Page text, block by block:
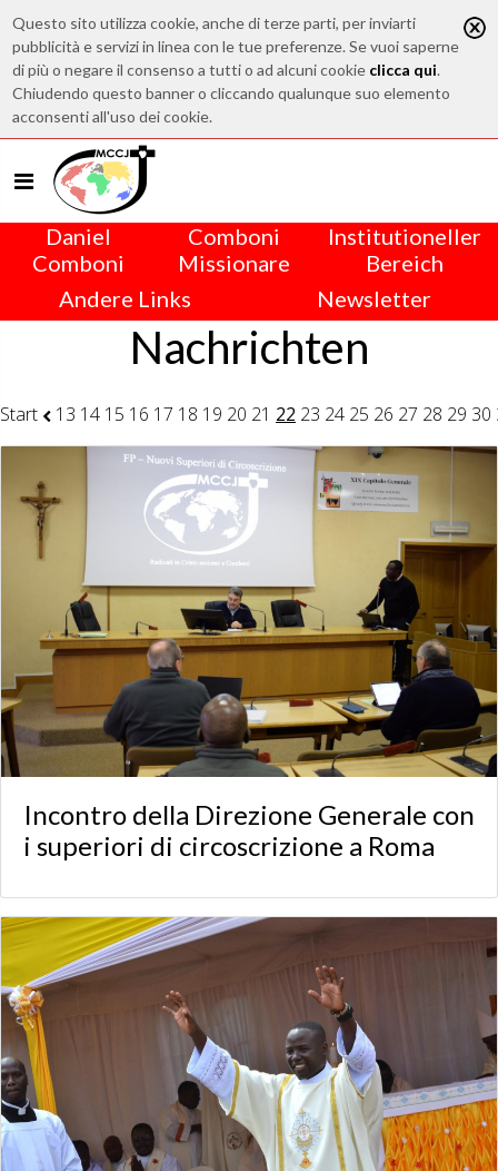
Questo sito utilizza cookie, anche di terze parti, per inviarti
pubblicità e servizi in linea con le tue preferenze. Se vuoi saperne
di più o negare il consenso a tutti o ad alcuni cookie clicca qui.
Chiudendo questo banner o cliccando qualunque suo elemento
acconsenti all'uso dei cookie.
Daniel
Comboni
Comboni
Missionare
Institutioneller
Bereich
Andere Links
Newsletter
Nachrichten
Start 13 14 15 16 17 18 19 20 21 22 23 24 25 26 27 28 29 30
Incontro della Direzione Generale con
i superiori di circoscrizione a Roma